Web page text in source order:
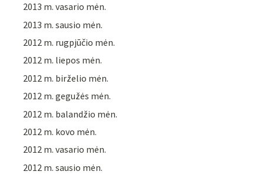
2013 m. vasario mėn.
2013 m. sausio mėn.
2012 m. rugpjūčio mėn.
2012 m. liepos mėn.
2012 m. birželio mėn.
2012 m. gegužės mėn.
2012 m. balandžio mėn.
2012 m. kovo mėn.
2012 m. vasario mėn.
2012 m. sausio mėn.